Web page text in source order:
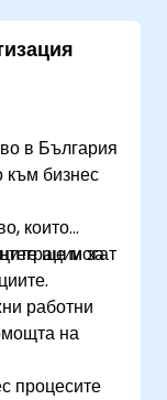
в България
към бизнес
които
за
ще могат
работни
на
процесите